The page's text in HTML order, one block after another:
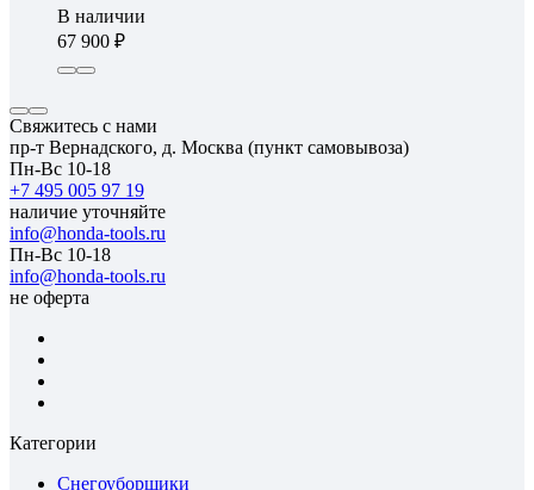
В наличии
67 900
Свяжитесь с нами
пр-т Вернадского, д. Москва (пункт самовывоза)
Пн-Вс 10-18
+7 495 005 97 19
наличие уточняйте
info@honda-tools.ru
Пн-Вс 10-18
info@honda-tools.ru
не оферта
Категории
Снегоуборщики